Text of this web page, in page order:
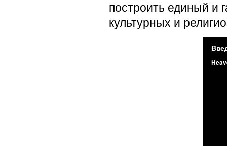
построить единый и
культурных и